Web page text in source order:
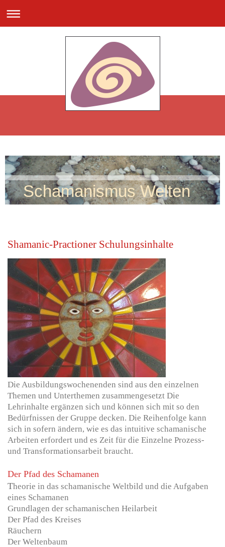
Schamanismus Welten
Shamanic-Practioner Schulungsinhalte
Die Ausbildungswochenenden sind aus den einzelnen
Themen und Unterthemen zusammengesetzt Die
Lehrinhalte ergänzen sich und können sich mit so den
Bedürfnissen der Gruppe decken. Die Reihenfolge kann
sich in sofern ändern, wie es das intuitive schamanische
Arbeiten erfordert und es Zeit für die Einzelne Prozess-
und Transformationsarbeit braucht.
Der Pfad des Schamanen
Theorie in das schamanische Weltbild und die Aufgaben
eines Schamanen
Grundlagen der schamanischen Heilarbeit
Der Pfad des Kreises
Räuchern
Der Weltenbaum